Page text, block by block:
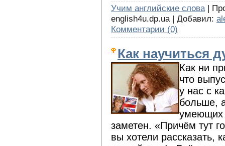
Учим английские слова |
english4u.dp.ua | Добавил:
Комментарии (0)
Как научиться
Как ни
что
у нас с
больше,
умеющих
заметен. «Причём тут
вы хотели рассказать,